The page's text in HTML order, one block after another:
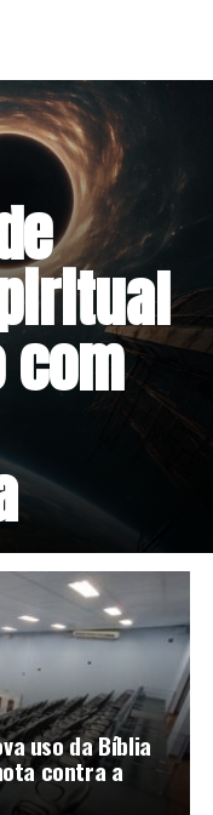
uso da Bíblia
contra a